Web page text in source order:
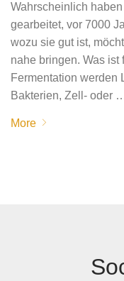
Wahrscheinlich
gearbeitet, vor 7000
wozu sie gut ist,
nahe bringen. Was
Fermentation werden
Bakterien, Zell- oder
More